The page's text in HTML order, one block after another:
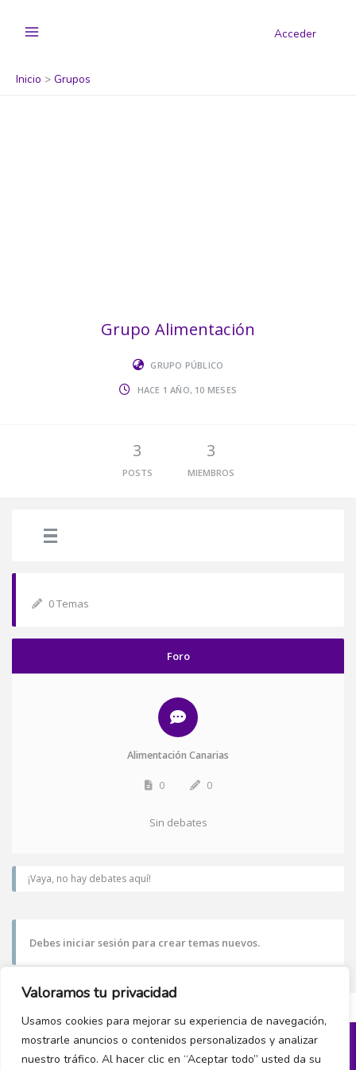
Valoramos tu privacidad
Usamos cookies para mejorar su experiencia de navegación,
mostrarle anuncios o contenidos personalizados y analizar
nuestro tráfico. Al hacer clic en “Aceptar todo” usted da su
Acceder
Inicio Grupos
Grupo Alimentación
GRUPO PÚBLICO
HACE 1 AÑO, 10 MESES
3
POSTS
3
MIEMBROS
0 Temas
Foro
Alimentación Canarias
0 0
Sin debates
¡Vaya, no hay debates aquí!
Debes iniciar sesión para crear temas nuevos.
Política de privacidad